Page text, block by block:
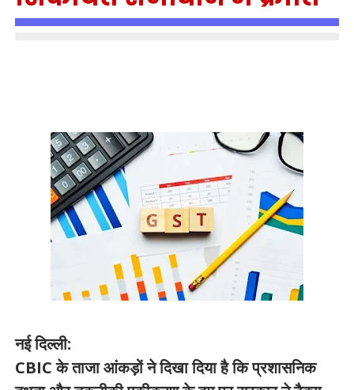
नई दिल्ली:
CBIC के ताजा आंकड़ों ने दिखा दिया है कि प्रशासनिक